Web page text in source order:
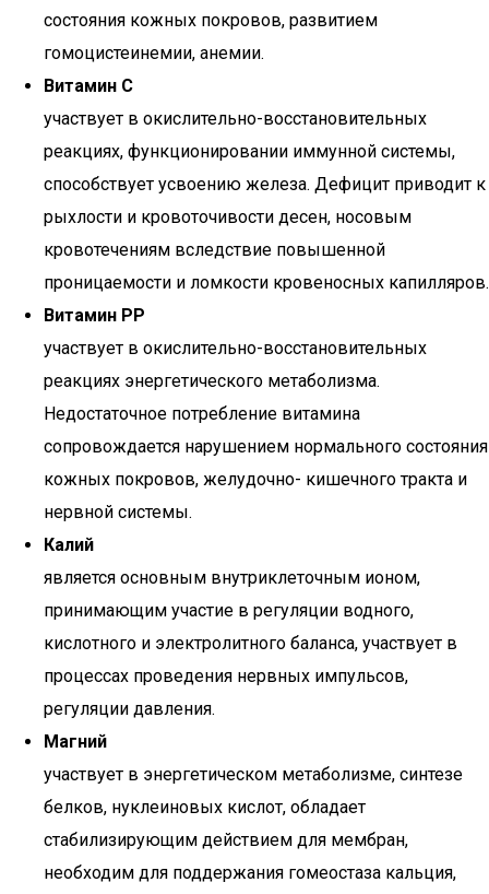
состояния кожных покровов, развитием
гомоцистеинемии, анемии.
Витамин С
участвует в окислительно-восстановительных
реакциях, функционировании иммунной системы,
способствует усвоению железа. Дефицит приводит к
рыхлости и кровоточивости десен, носовым
кровотечениям вследствие повышенной
проницаемости и ломкости кровеносных капилляров.
Витамин РР
участвует в окислительно-восстановительных
реакциях энергетического метаболизма.
Недостаточное потребление витамина
сопровождается нарушением нормального состояния
кожных покровов, желудочно- кишечного тракта и
нервной системы.
Калий
является основным внутриклеточным ионом,
принимающим участие в регуляции водного,
кислотного и электролитного баланса, участвует в
процессах проведения нервных импульсов,
регуляции давления.
Магний
участвует в энергетическом метаболизме, синтезе
белков, нуклеиновых кислот, обладает
стабилизирующим действием для мембран,
необходим для поддержания гомеостаза кальция,